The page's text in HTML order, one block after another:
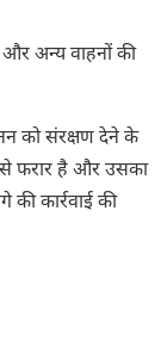
अन्य वाहनों की
को संरक्षण देने के
से फरार है और उसका
कार्रवाई की